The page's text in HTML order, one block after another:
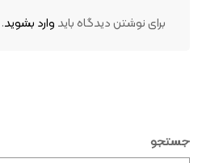
برای نوشتن دیدگاه باید وارد بشوید.
جستجو